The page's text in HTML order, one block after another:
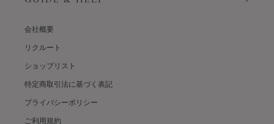
会社概要
リクルート
ショップリスト
特定商取引法に基づく表記
プライバシーポリシー
ご利用規約